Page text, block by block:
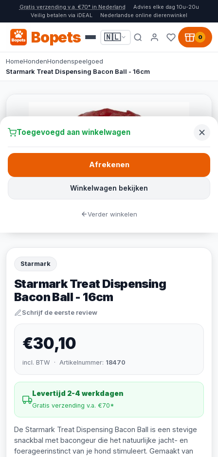
Gratis verzending v.a. €70* in Nederland
Advies elke dag 10u-20u
Veilig betalen via iDEAL
Nederlandse online dierenwinkel
Bopets 🇳🇱 0
HomeHondenHondenspeelgoed
Starmark Treat Dispensing Bacon Ball - 16cm
Starmark
Starmark Treat Dispensing
Bacon Ball - 16cm
Schrijf de eerste review
€30,10
incl. BTW · Artikelnummer: 18470
Levertijd 2-4 werkdagen
Gratis verzending v.a. €70*
De Starmark Treat Dispensing Bacon Ball is een stevige
snackbal met bacongeur die het natuurlijke jacht- en
foerageerinstinct van je hond stimuleert. Gemaakt van
Toegevoegd aan winkelwagen
Winkelwagen bekijken
Afrekenen
Verder winkelen